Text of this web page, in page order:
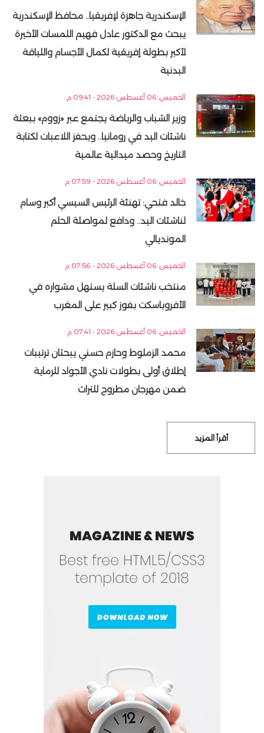
الإسكندرية جاهزة لإفريقيا.. محافظ الإسكندرية
يبحث مع الدكتور عادل فهيم اللمسات الأخيرة
لأكبر بطولة إفريقية لكمال الأجسام واللياقة
البدنية
الخميس, 06 أغسطس 2026 - 09:41 م
وزير الشباب والرياضة يجتمع عبر «زووم» ببعثة
ناشئات اليد في رومانيا.. ويحفز اللاعبات لكتابة
التاريخ وحصد ميدالية عالمية
الخميس, 06 أغسطس 2026 - 07:59 م
خالد فتحي: تهنئة الرئيس السيسي أكبر وسام
لناشئات اليد.. ودافع لمواصلة الحلم
المونديالي
الخميس, 06 أغسطس 2026 - 07:56 م
منتخب ناشئات السلة يستهل مشواره في
الأفروباسكت بفوز كبير على المغرب
الخميس, 06 أغسطس 2026 - 07:41 م
محمد الزملوط وحازم حسني يبحثان ترتيبات
إطلاق أولى بطولات نادي الأجواد للرماية
ضمن مهرجان مطروح للتراث
أقرأ المزيد